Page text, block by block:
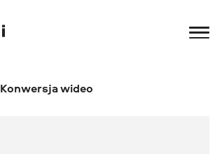
Konwersja wideo